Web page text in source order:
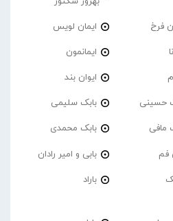
فرخ ایمان لویس
ایمانمون
ایوان بند
حسینی بابک سلیمی
مافی بابک محمدی
فم بابی و امیر رادان
باراد